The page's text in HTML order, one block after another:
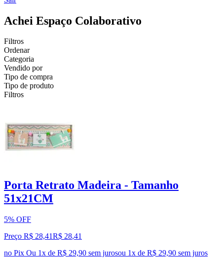
Achei Espaço Colaborativo
Filtros
Ordenar
Categoria
Vendido por
Tipo de compra
Tipo de produto
Filtros
Porta Retrato Madeira - Tamanho
51x21CM
5% OFF
Preço R$ 28,41R$ 28,41
no Pix Ou 1x de R$ 29,90 sem jurosou 1x de R$ 29,90 sem juros